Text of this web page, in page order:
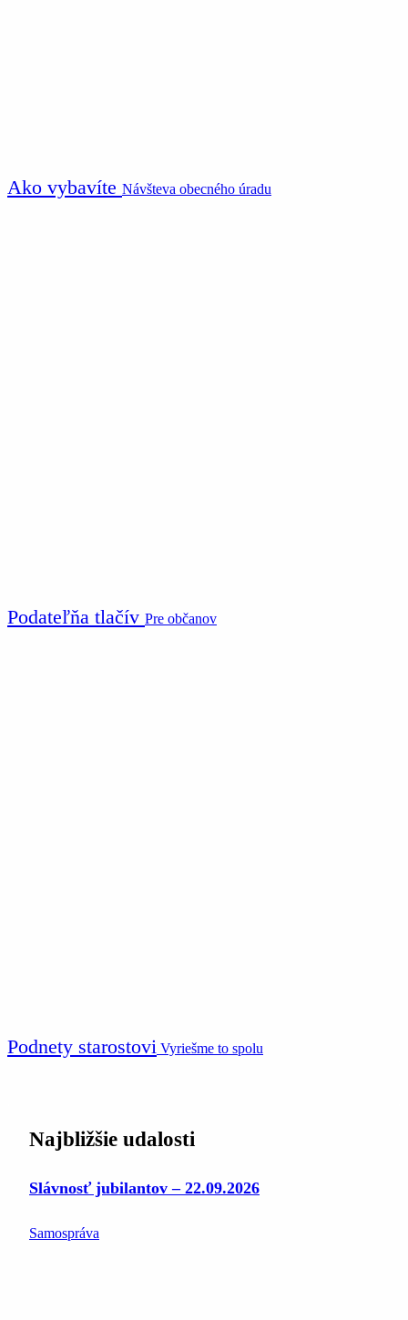
Ako vybavíte Návšteva obecného úradu
Podateľňa tlačív Pre občanov
Podnety starostovi Vyriešme to spolu
Najbližšie udalosti
Slávnosť jubilantov – 22.09.2026
Samospráva